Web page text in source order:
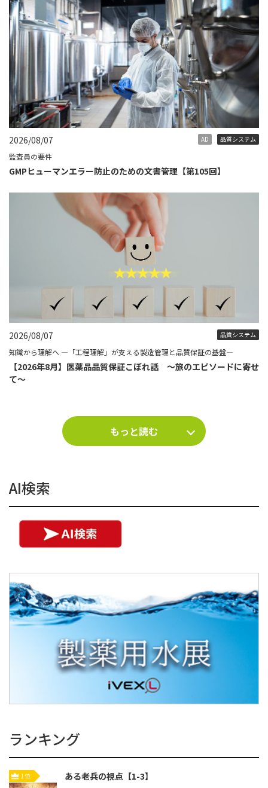
2026/08/07 AD 品質システム
監査員の要件
GMPヒューマンエラー防止のための文書管理【第105回】
2026/08/07 品質システム
知識から理解へ ―「工程理解」が支える製造管理と品質保証の基盤―
【2026年8月】医薬品品質保証こぼれ話 ～旅のエピソードに寄せ
て～
もっと読む
AI検索
ランキング
1位 ある老兵の視点【1-3】